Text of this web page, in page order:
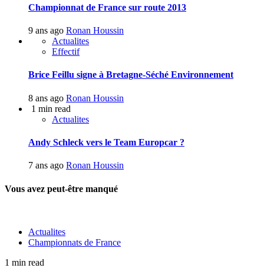
Championnat de France sur route 2013
9 ans ago Ronan Houssin
Actualites
Effectif
Brice Feillu signe à Bretagne-Séché Environnement
8 ans ago Ronan Houssin
1 min read
Actualites
Andy Schleck vers le Team Europcar ?
7 ans ago Ronan Houssin
Vous avez peut-être manqué
Actualites
Championnats de France
1 min read